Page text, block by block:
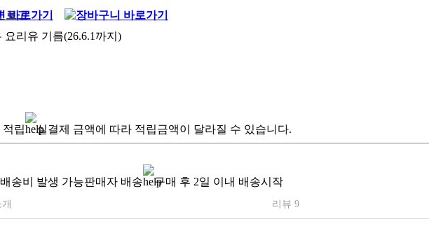
리유 기름(26.6.1까지)
립 실결제 금액에 따라 적립금액이 달라질 수 있습니다.
송비 발생 가능판매자 배송 구매 후 2일 이내 배송시작
리뷰 9